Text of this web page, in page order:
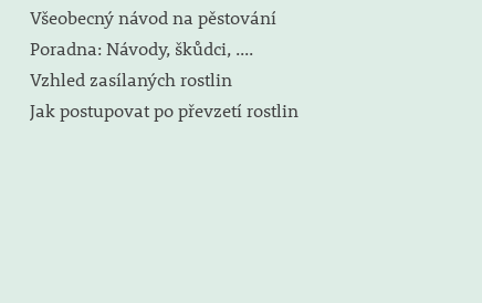
Všeobecný návod na pěstování
Poradna: Návody, škůdci, ....
Vzhled zasílaných rostlin
Jak postupovat po převzetí rostlin